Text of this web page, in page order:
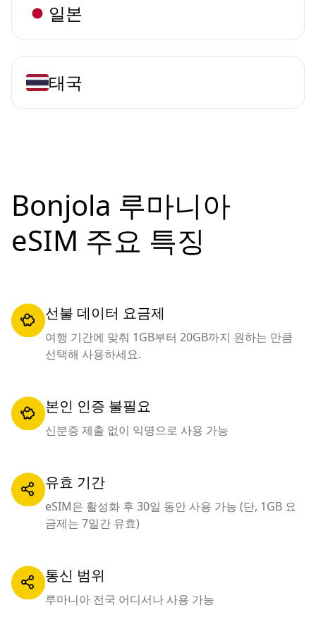
일본
태국
Bonjola 루마니아
eSIM 주요 특징
선불 데이터 요금제
여행 기간에 맞춰 1GB부터 20GB까지 원하는 만큼
선택해 사용하세요.
본인 인증 불필요
신분증 제출 없이 익명으로 사용 가능
유효 기간
eSIM은 활성화 후 30일 동안 사용 가능 (단, 1GB 요
금제는 7일간 유효)
통신 범위
루마니아 전국 어디서나 사용 가능